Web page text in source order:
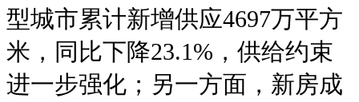
型城市累计新增供应4697万平方
米，同比下降23.1%，供给约束
进一步强化；另一方面，新房成